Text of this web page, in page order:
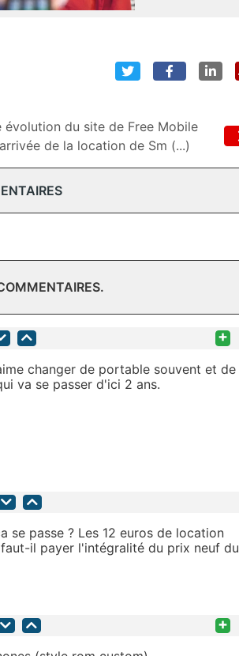
évolution du site de Free Mobile
de la location de Sm (...)
+
changer de portable souvent et de
va se passer d'ici 2 ans.
se passe ? Les 12 euros de location
il payer l'intégralité du prix neuf du
+